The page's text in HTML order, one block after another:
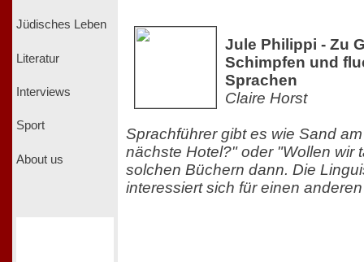
Jüdisches Leben
Literatur
Interviews
Sport
About us
Jule Philippi - Zu
Schimpfen und
Sprachen
Claire Horst
Sprachführer gibt es wie Sand
nächste Hotel?" oder "Wollen wir
solchen Büchern dann. Die
interessiert sich für einen